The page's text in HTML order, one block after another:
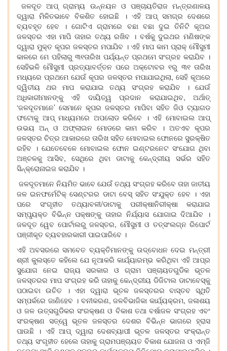
ଜଳଦୂତ ଆପ୍ ଗ୍ରାମ୍ୟ ଉନ୍ନୟନ ଓ ପଞ୍ଚାୟତିରାଜ ମନ୍ତ୍ରଣାଳୟ
ଦ୍ୱାରା ମିଳିତଭାବେ ବିକଶିତ ହୋଇଛି । ଏହି ଆପ୍ ସମଗ୍ର ଦେଶରେ
ବ୍ୟବହୃତ ହେବ । ଗୋଟିଏ ଗ୍ରାମରେ ବଛା ବଛା ଦୁଇ ତିନିଟି କୂଅର
ଜଳସ୍ତର ଏହା ମାପି ତାହାର ତଥ୍ୟ ରଖିବ । ବର୍ଷକୁ ଦୁଇଥର ମଣିଷଙ୍କ
ଦ୍ୱାରା ମୁକ୍ତ କୂପର ଜଳସ୍ତର ମପାଯିବ । ଏହି ମାପ କାମ ପ୍ରାକ୍ ମୌସୁମୀ
କାଳରେ ମେ ପହିଲାରୁ ୩୧ତାରିଖ ପର୍ଯ୍ୟନ୍ତ ପ୍ରଥମେ ସଂଗ୍ରହ କରାଯିବ ।
ସେହିଭଳି ମୌସୁମୀ ପ୍ରତ୍ୟାବର୍ତ୍ତନ ପରେ ଅକ୍ଟୋବର ୧ରୁ ୩୧ ତାରିଖ
ମଧ୍ୟରେ ପ୍ରଥମେ ଯେଉଁ କୂପର ଜଳସ୍ତର ମପାଯାଇଥିଲା, ସେହି କୂଅରେ
ଦ୍ୱିତୀୟ ଥର ମାପ କରାଯାଇ ତଥ୍ୟ ସଂଗ୍ରହ କରାଯିବ । ଯେଉଁ
ଅଧିକାରୀମାନଙ୍କୁ ଏହି ଦାୟିତ୍ୱ ପ୍ରଦାନ କରାଯାଇଥିବ, ଅର୍ଥାତ୍
‘ଜଳଦୂତମାନେ’ ସେମାନେ କୂପର ଜଳସ୍ତର ମାପିବା ସହିତ ଜିଓ ଟ୍ୟାଗଡ
ଫଟୋକୁ ଆପ୍ ମାଧ୍ୟମରେ ଅପଲୋଡ କରିବେ । ଏହି ମୋବାଇଲ ଆପ୍
ଉଭୟ ଅନ୍ ଓ ଅଫ୍‌ଲାଇନ ମୋଡରେ କାମ କରିବ । ଅତଏବ କୂପର
ଜଳସ୍ତର ଚିତ୍ର ଆକାରରେ ତାରିଖ ସହିତ ମୋବାଇଲ ଫୋନରେ ସୁରକ୍ଷିତ
ରହିବ । ଯେତେବେଳେ ମୋବାଇଲ ଫୋନ ଇଣ୍ଟରନେଟ ସଂଯୋଗ ଥିବା
ଅଞ୍ଚଳକୁ ଆସିବ, ସେଥିରେ ଥିବା ଡାଟାକୁ କେନ୍ଦ୍ରୀୟ ସର୍ଭର ସହିତ
ସିନ୍‌କ୍ରୋନାଇଜ କରାଯିବ ।
ଜଳଦୂତମାନେ ନିୟମିତ ଭାବେ ଯେଉଁ ତଥ୍ୟ ସଂଗ୍ରହ କରିବେ ତାହା ଜାତୀୟ
ଜଳ ଇନଫର୍ମେଟିକ୍ ସେଣ୍ଟରର ଡାଟା ବେସ୍ ସହିତ ସଂଯୁକ୍ତ ହେବ । ଏହା
ପରେ ସଂଗୃହୀତ ତଥ୍ୟାବଳୀ/ଡାଟାକୁ ପରୀକ୍ଷାନିରୀକ୍ଷା କରାଯାଇ
ସମ୍ପ୍ୟୃକ୍ତ ବିଭିନ୍ନ ପକ୍ଷଙ୍କୁ ତାହାର ନିର୍ଯ୍ୟାସ ଯୋଗାଇ ଦିଆଯିବ ।
ଜଳଦୂତ ୱେବ ପୋର୍ଟାଲରୁ ଜଳସ୍ତର, ମୌସୁମୀ ଓ ତତ୍‌ସଂଲଗ୍ନ ରିପୋର୍ଟ
ପଞ୍ଜୀକୃତ ବ୍ୟବହାରକାରୀ ପାଇପାରିବେ ।
ଏହି ଅବସରରେ ସମବେତ ବ୍ୟକ୍ତିମାନଙ୍କୁ ଉଦ୍‌ବୋଧନ ଦେଇ ମନ୍ତ୍ରୀ
ଶ୍ରୀ କୁଲସ୍ତେ କହିଲେ ଯେ ନୂଆକରି କାର୍ଯ୍ୟାରମ୍ଭ କରିଥିବା ଏହି ଆପ୍‌ର
ସୁଯୋଗ ନେଇ ରାଜ୍ୟ ସରକାର ଓ ଗ୍ରାମ ପଞ୍ଚାୟତଗୁଡିକ ଭୂତଳ
ଜଳସ୍ତରର ମାପ ସଂଗ୍ରହ କରି ତାହାକୁ କେନ୍ଦ୍ରୀୟ ଡିଜିଟାଲ ଡାଟାବେସ୍‌କୁ
ପଠାଇବା ଉଚିତ । ଏହା ଦ୍ୱାରା ଭୂତଳ ଜଳସ୍ତରର ବାସ୍ତବ ସ୍ଥିତି
ସମ୍ପର୍କରେ ଜାଣିହେବ । ବନୀକରଣ, ଜଳବିଭାଜିକା କାର୍ଯ୍ୟକ୍ରମ, ଜଳାଶୟ
ଓ ଜଳ ଉତ୍ସଗୁଡିକର ସଂରକ୍ଷଣ ଓ ବିକାଶ ତଥା ବର୍ଷାଜଳ ସଂଗ୍ରହ ଏବଂ
ସଂରକ୍ଷଣ ସତ୍ୱେ ଭୂତଳ ଜଳସ୍ତର ଦେଶର ବିଭିନ୍ନ ଭାଗରେ ହ୍ରାସ
ପାଉଛି । ଏହି ଆପ୍ ଦ୍ୱାରା ଦେଶବ୍ୟାପୀ ଭୂତଳ ଜଳସ୍ତର ସଂକ୍ରାନ୍ତ
ତଥ୍ୟ ସଂଗୃହୀତ ହେଲେ ତାହାକୁ ଗ୍ରାମପଞ୍ଚାୟତ ବିକାଶ ଯୋଜନା ଓ ଏମ୍‌ଜି